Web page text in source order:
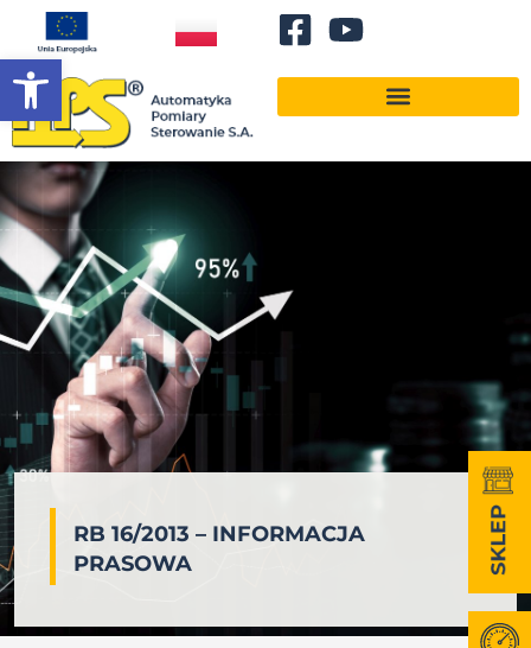
Otwórz pasek narzędzi
RB 16/2013 – INFORMACJA
PRASOWA